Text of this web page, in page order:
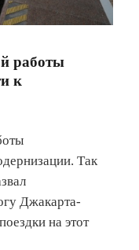
работы
к
Так
Джакарта-
на этот